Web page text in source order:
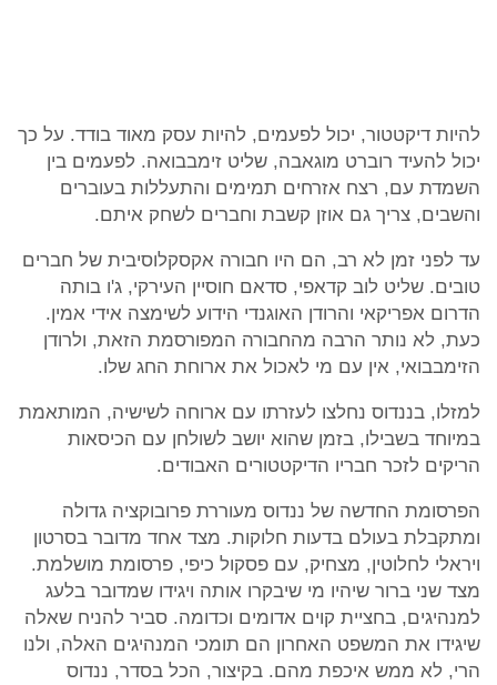
להיות דיקטטור, יכול לפעמים, להיות עסק מאוד בודד. על כך
יכול להעיד רוברט מוגאבה, שליט זימבבואה. לפעמים בין
השמדת עם, רצח אזרחים תמימים והתעללות בעוברים
והשבים, צריך גם אוזן קשבת וחברים לשחק איתם.
עד לפני זמן לא רב, הם היו חבורה אקסקלוסיבית של חברים
טובים. שליט לוב קדאפי, סדאם חוסיין העירקי, ג'ו בותה
הדרום אפריקאי והרודן האוגנדי הידוע לשימצה אידי אמין.
כעת, לא נותר הרבה מהחבורה המפורסמת הזאת, ולרודן
הזימבבואי, אין עם מי לאכול את ארוחת החג שלו.
למזלו, בננדוס נחלצו לעזרתו עם ארוחה לשישיה, המותאמת
במיוחד בשבילו, בזמן שהוא יושב לשולחן עם הכיסאות
הריקים לזכר חבריו הדיקטטורים האבודים.
הפרסומת החדשה של ננדוס מעוררת פרובוקציה גדולה
ומתקבלת בעולם בדעות חלוקות. מצד אחד מדובר בסרטון
ויראלי לחלוטין, מצחיק, עם פסקול כיפי, פרסומת מושלמת.
מצד שני ברור שיהיו מי שיבקרו אותה ויגידו שמדובר בלעג
למנהיגים, בחציית קוים אדומים וכדומה. סביר להניח שאלה
שיגידו את המשפט האחרון הם תומכי המנהיגים האלה, ולנו
הרי, לא ממש איכפת מהם. בקיצור, הכל בסדר, ננדוס